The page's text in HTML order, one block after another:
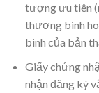
tượng ưu tiên
thương binh
binh của bản
Giấy chứng
nhận đăng ký